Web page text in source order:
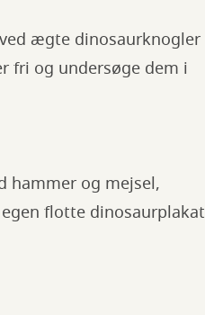
ægte dinosaurknogler
fri og undersøge dem i
hammer og mejsel,
flotte dinosaurplakat